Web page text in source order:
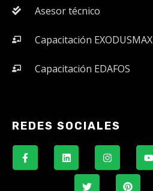
Asesor técnico
Capacitación EXODUSMAX
Capacitación EDAFOS
REDES SOCIALES